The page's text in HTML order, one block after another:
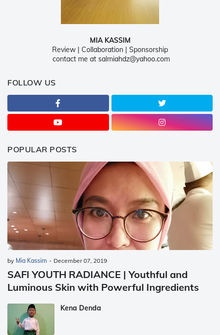
MIA KASSIM
Review | Collaboration | Sponsorship
contact me at salmiahdz@yahoo.com
FOLLOW US
POPULAR POSTS
by Mia Kassim - December 07, 2019
SAFI YOUTH RADIANCE | Youthful and
Luminous Skin with Powerful Ingredients
Kena Denda